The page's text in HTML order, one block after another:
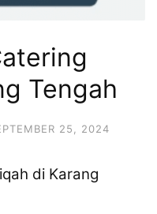
Tengah
25, 2024
di Karang